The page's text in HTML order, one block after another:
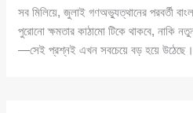
সব মিলিয়ে, জুলাই গণঅভ্যুত্থানের পরবর্তী
পুরোনো ক্ষমতার কাঠামো টিকে থাকবে, নাকি
—সেই প্রশ্নই এখন সবচেয়ে বড় হয়ে উঠেছে।